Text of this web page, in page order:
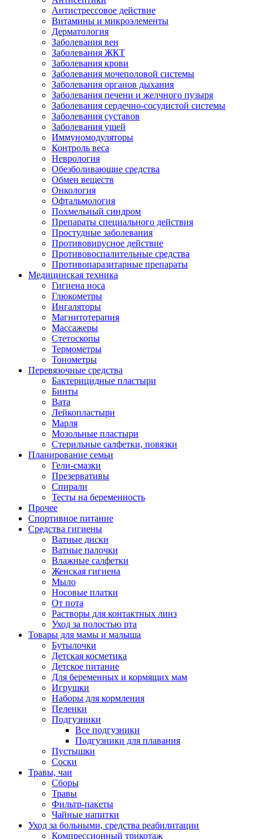
Антистрессовое действие
Витамины и микроэлементы
Дерматология
Заболевания вен
Заболевания ЖКТ
Заболевания крови
Заболевания мочеполовой системы
Заболевания органов дыхания
Заболевания печени и желчного пузыря
Заболевания сердечно-сосудистой системы
Заболевания суставов
Заболевания ушей
Иммуномодуляторы
Контроль веса
Неврология
Обезболивающие средства
Обмен веществ
Онкология
Офтальмология
Похмельный синдром
Препараты специального действия
Простудные заболевания
Противовирусное действие
Противовоспалительные средства
Противопаразитарные препараты
Медицинская техника
Гигиена носа
Глюкометры
Ингаляторы
Магнитотерапия
Массажеры
Стетоскопы
Термометры
Тонометры
Перевязочные средства
Бактерицидные пластыри
Бинты
Вата
Лейкопластыри
Марля
Мозольные пластыри
Стерильные салфетки, повязки
Планирование семьи
Гели-смазки
Презервативы
Спирали
Тесты на беременность
Прочее
Спортивное питание
Средства гигиены
Ватные диски
Ватные палочки
Влажные салфетки
Женская гигиена
Мыло
Носовые платки
От пота
Растворы для контактных линз
Уход за полостью рта
Товары для мамы и малыша
Бутылочки
Детская косметика
Детское питание
Для беременных и кормящих мам
Игрушки
Наборы для кормления
Пеленки
Подгузники
Все подгузники
Подгузники для плавания
Пустышки
Соски
Травы, чаи
Сборы
Травы
Фильтр-пакеты
Чайные напитки
Уход за больными, средства реабилитации
Компрессионный трикотаж